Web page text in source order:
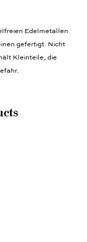
Edelmetallen
gefertigt. Nicht
Kleinteile, die